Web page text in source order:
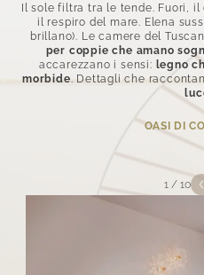
Il sole filtra tra le tende. Fuori,
il respiro del mare. Elena
brillano). Le camere del
per coppie che amano
accarezzano i sensi: legno
morbide. Dettagli che
OASI DI
1 / 10